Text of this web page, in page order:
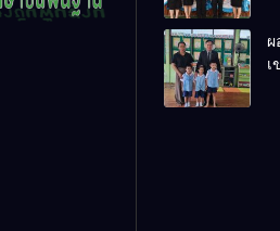
ป
“
เ